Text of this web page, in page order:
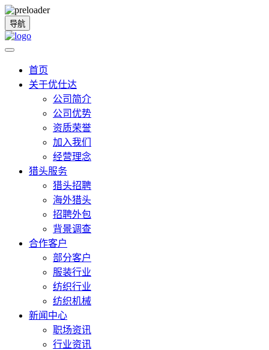
导航
首页
关于优仕达
公司简介
公司优势
资质荣誉
加入我们
经营理念
猎头服务
猎头招聘
海外猎头
招聘外包
背景调查
合作客户
部分客户
服装行业
纺织行业
纺织机械
新闻中心
职场资讯
行业资讯